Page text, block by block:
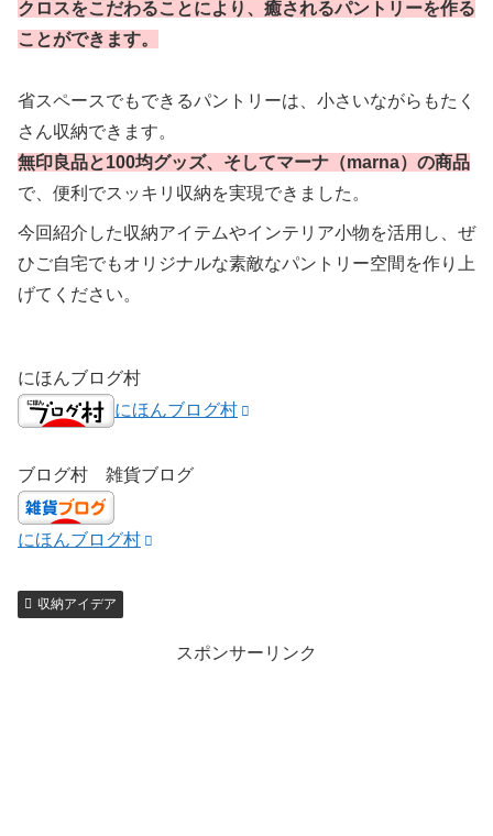
クロスをこだわることにより、癒されるパントリーを作る
ことができます。
省スペースでもできるパントリーは、小さいながらもたく
さん収納できます。
無印良品と100均グッズ、そしてマーナ（marna）の商品
で、便利でスッキリ収納を実現できました。
今回紹介した収納アイテムやインテリア小物を活用し、ぜ
ひご自宅でもオリジナルな素敵なパントリー空間を作り上
げてください。
にほんブログ村
にほんブログ村
ブログ村 雑貨ブログ
にほんブログ村
収納アイデア
スポンサーリンク